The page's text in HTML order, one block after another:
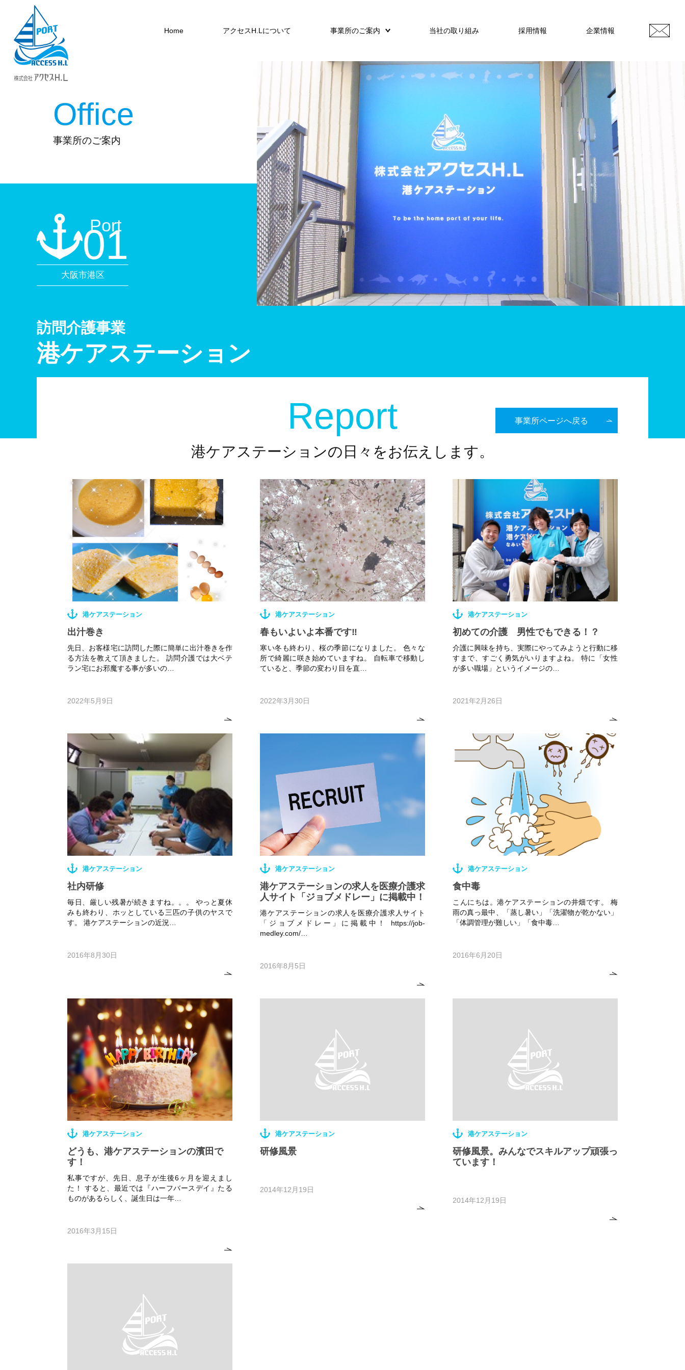
Home アクセスH.Lについて 事業所のご案内 当社の取り組み 採用情報 企業情報
Office
事業所のご案内
Port
01
大阪市港区
訪問介護事業
港ケアステーション
Report
港ケアステーションの日々をお伝えします。
港ケアステーション
出汁巻き
先日、お客様宅に訪問した際に簡単に出汁巻きを作
る方法を教えて頂きました。 訪問介護では大ベテ
ラン宅にお邪魔する事が多いの…
2022年5月9日
港ケアステーション
春もいよいよ本番です‼︎
寒い冬も終わり、桜の季節になりました。 色々な
所で綺麗に咲き始めていますね。 自転車で移動し
ていると、季節の変わり目を直…
2022年3月30日
港ケアステーション
初めての介護 男性でもできる！？
介護に興味を持ち、実際にやってみようと行動に移
すまで、すごく勇気がいりますよね。 特に「女性
が多い職場」というイメージの…
2021年2月26日
港ケアステーション
社内研修
毎日、厳しい残暑が続きますね。。。 やっと夏休
みも終わり、ホッとしている三匹の子供のヤスで
す。 港ケアステーションの近況…
2016年8月30日
港ケアステーション
港ケアステーションの求人を医療介護求
人サイト「ジョブメドレー」に掲載中！
港ケアステーションの求人を医療介護求人サイト
「ジョブメドレー」に掲載中！ https://job-
medley.com/…
2016年8月5日
港ケアステーション
食中毒
こんにちは。港ケアステーションの井畑です。 梅
雨の真っ最中、「蒸し暑い」「洗濯物が乾かない」
「体調管理が難しい」「食中毒…
2016年6月20日
港ケアステーション
どうも、港ケアステーションの濱田で
す！
私事ですが、先日、息子が生後6ヶ月を迎えまし
た！ すると、最近では『ハーフバースデイ』たる
ものがあるらしく、誕生日は一年…
2016年3月15日
港ケアステーション
研修風景
2014年12月19日
港ケアステーション
研修風景。みんなでスキルアップ頑張っ
ています！
2014年12月19日
事業所ページへ戻る